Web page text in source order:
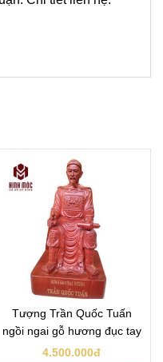
Tượng Trần Quốc Tuấn
ngồi ngai gỗ hương đục tay
4.500.000đ